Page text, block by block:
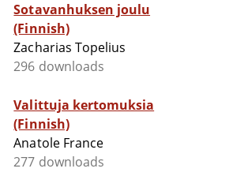
Sotavanhuksen joulu
(Finnish)
Zacharias Topelius
296 downloads
Valittuja kertomuksia
(Finnish)
Anatole France
277 downloads